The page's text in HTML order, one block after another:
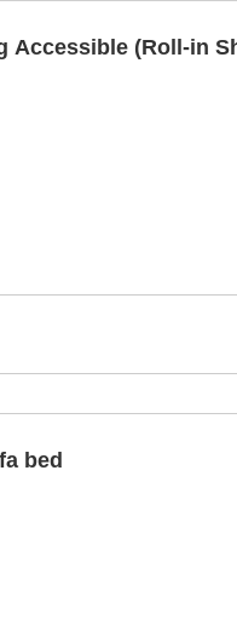
Accessible (Roll-in
bed